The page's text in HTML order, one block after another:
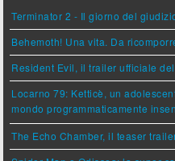
Terminator 2 - Il giorno del
Behemoth! Una vita. Da
Resident Evil, il trailer ufficiale
Locarno 79: Ketticè, un
mondo programmaticamente
The Echo Chamber, il teaser